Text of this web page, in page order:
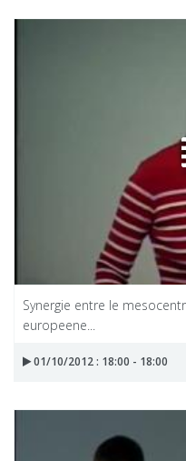
Synergie entre le
europeene...
01/10/2012 : 18:00 - 18:00